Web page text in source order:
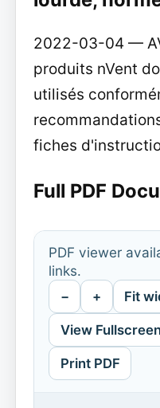
2022-03-04 —
produits nVent
utilisés
fiches
Full PDF
PDF viewer
links.
− + Fit
View Fullscreen
Print PDF